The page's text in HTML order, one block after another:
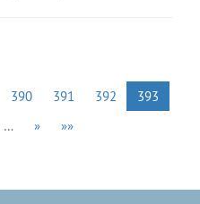
390 391 392
393
… » »»